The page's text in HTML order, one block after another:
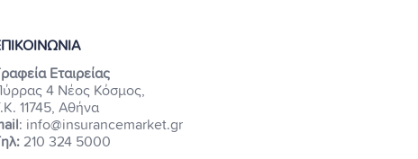
Εταιρείας
4 Νέος Κόσμος,
11745, Αθήνα
: info@insurancemarket.gr
210 324 5000